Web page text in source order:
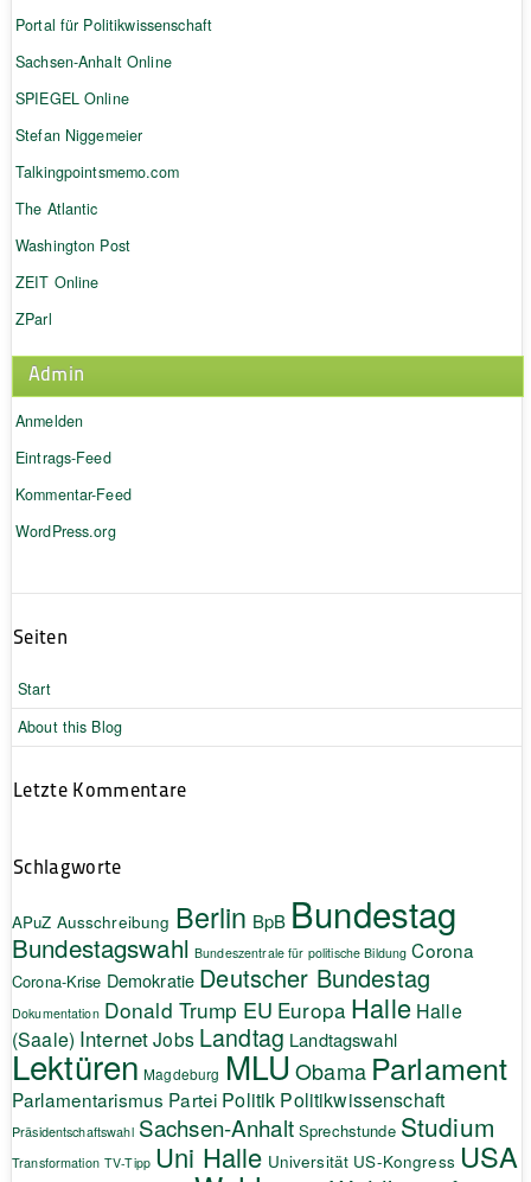
Portal für Politikwissenschaft
Sachsen-Anhalt Online
SPIEGEL Online
Stefan Niggemeier
Talkingpointsmemo.com
The Atlantic
Washington Post
ZEIT Online
ZParl
Admin
Anmelden
Eintrags-Feed
Kommentar-Feed
WordPress.org
Seiten
Start
About this Blog
Letzte Kommentare
Schlagworte
APuZ Ausschreibung Berlin BpB Bundestag
Bundestagswahl Bundeszentrale für politische Bildung Corona
Corona-Krise Demokratie Deutscher Bundestag
Dokumentation Donald Trump EU Europa Halle Halle
(Saale) InternetJobs Landtag Landtagswahl
Lektüren Magdeburg MLU Obama Parlament
Parlamentarismus Partei Politik Politikwissenschaft
Präsidentschaftswahl Sachsen-Anhalt Sprechstunde Studium
Transformation TV-Tipp Uni Halle Universität US-Kongress USA